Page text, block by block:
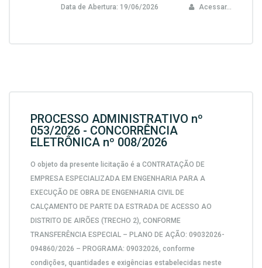
Data de Abertura: 19/06/2026 Acessar...
PROCESSO ADMINISTRATIVO nº
053/2026 - CONCORRÊNCIA
ELETRÔNICA nº 008/2026
O objeto da presente licitação é a CONTRATAÇÃO DE
EMPRESA ESPECIALIZADA EM ENGENHARIA PARA A
EXECUÇÃO DE OBRA DE ENGENHARIA CIVIL DE
CALÇAMENTO DE PARTE DA ESTRADA DE ACESSO AO
DISTRITO DE AIRÕES (TRECHO 2), CONFORME
TRANSFERÊNCIA ESPECIAL – PLANO DE AÇÃO: 09032026-
094860/2026 – PROGRAMA: 09032026, conforme
condições, quantidades e exigências estabelecidas neste